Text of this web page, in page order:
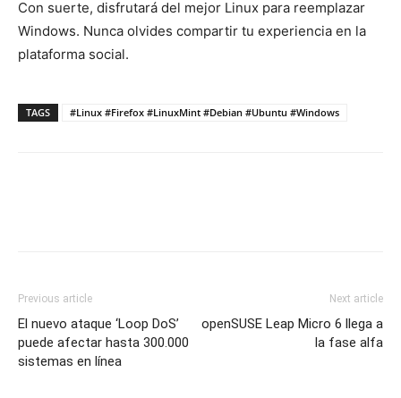
Con suerte, disfrutará del mejor Linux para reemplazar
Windows. Nunca olvides compartir tu experiencia en la
plataforma social.
TAGS #Linux #Firefox #LinuxMint #Debian #Ubuntu #Windows
Previous article
El nuevo ataque ‘Loop DoS’
puede afectar hasta 300.000
sistemas en línea
Next article
openSUSE Leap Micro 6 llega a
la fase alfa